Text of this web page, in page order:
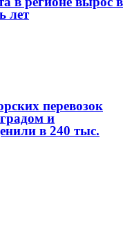
лет
перевозок
и
в 240 тыс.